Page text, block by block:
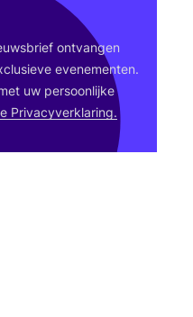
ont­van­gen
eve­ne­men­ten.
uw per­soon­lij­ke
Pri­va­cy­ver­kla­ring.